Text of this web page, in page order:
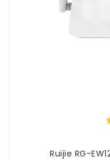
Ruijie RG-